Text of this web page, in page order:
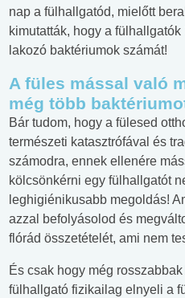
nap a fülhallgatód, mielőtt
kimutatták, hogy a
lakozó baktériumok számát!
A füles mással való
még több
Bár tudom, hogy a fülesed
természeti katasztrófával és
számodra, ennek ellenére
kölcsönkérni egy fülhallgatót
leghigiénikusabb megoldás!
azzal befolyásolod és
flórád összetételét, ami nem
És csak hogy még
fülhallgató fizikailag elnyeli a